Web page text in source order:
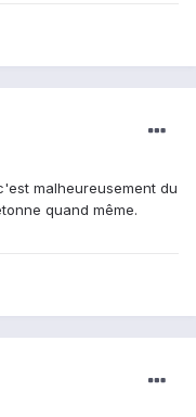
malheureusement du
quand même.